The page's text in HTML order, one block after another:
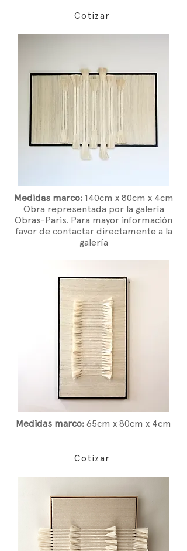
Cotizar
Medidas marco: 140cm x 80cm x 4cm
Obra representada por la galería
Obras-Paris. Para mayor información
favor de contactar directamente a la
galería​
Medidas marco: 65cm x 80cm x 4cm
Cotizar